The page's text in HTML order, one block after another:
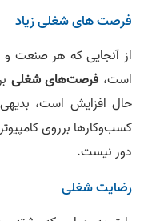
فرصت‌ های شغلی زیاد
از آنجایی که هر صنعت
است، فرصت‌های شغلی
حال افزایش است،
کسب‌وکار‌ها برروی
دور نیست.
رضایت شغلی